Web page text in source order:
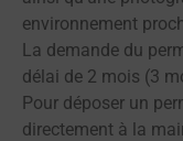
environnement
La demande du
délai de 2 mois (3
Pour déposer un
directement à la